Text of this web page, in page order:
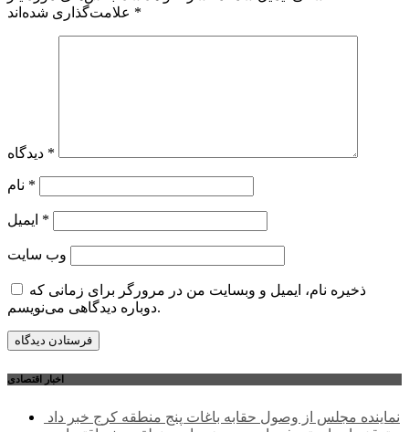
*
*
*
*
وب‌ سایت
ذخیره نام، ایمیل و وبسایت من در مرورگر برای زمانی که
دوباره دیدگاهی می‌نویسم.
اخبار اقتصادی
نماینده مجلس از وصول حقابه باغات پنج منطقه کرج خبر داد